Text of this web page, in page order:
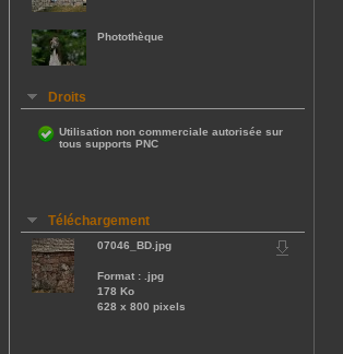
Photothèque
Droits
Utilisation non commerciale autorisée sur
tous supports PNC
Téléchargement
07046_BD.jpg
Format : .jpg
178 Ko
628 x 800 pixels